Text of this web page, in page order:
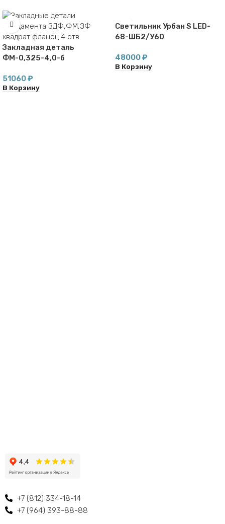
Закладная деталь
ФМ-0,325-4,0-б
51060₽
В Корзину
Светильник Урбан S LED-
68-ШБ2/У60
48000₽
В Корзину
+7 (812) 334-18-14
+7 (964) 393-88-88